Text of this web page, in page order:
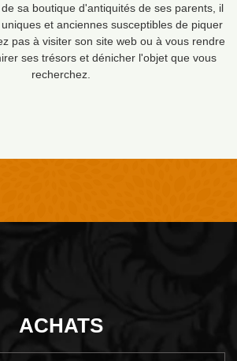
sa boutique d'antiquités de ses parents, il
et anciennes susceptibles de piquer
pas à visiter son site web ou à vous rendre
ses trésors et dénicher l'objet que vous
recherchez.
ACHATS